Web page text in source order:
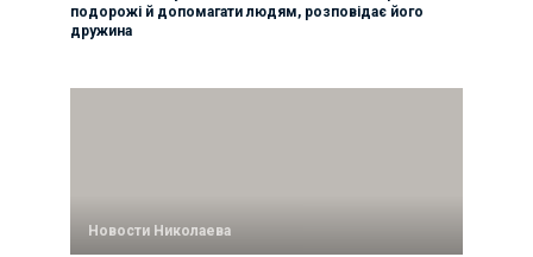
подорожі й допомагати людям, розповідає його
дружина
Новости Николаева